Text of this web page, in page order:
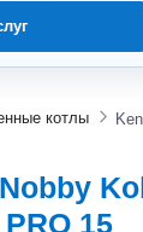
котлы
15